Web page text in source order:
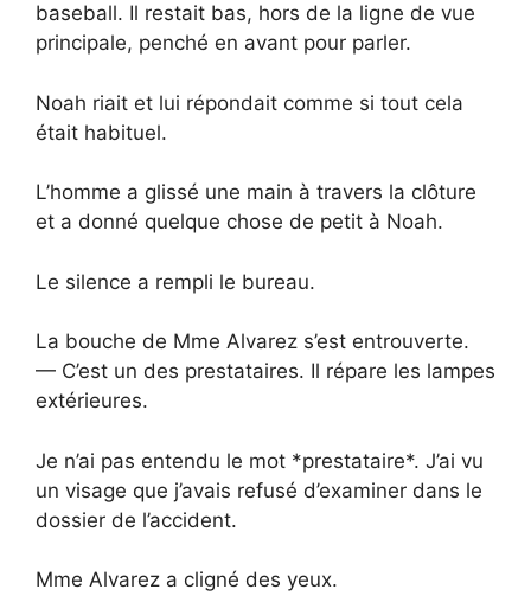
baseball. Il restait bas, hors de la ligne de vue
principale, penché en avant pour parler.
Noah riait et lui répondait comme si tout cela
était habituel.
L’homme a glissé une main à travers la clôture
et a donné quelque chose de petit à Noah.
Le silence a rempli le bureau.
La bouche de Mme Alvarez s’est entrouverte.
— C’est un des prestataires. Il répare les lampes
extérieures.
Je n’ai pas entendu le mot *prestataire*. J’ai vu
un visage que j’avais refusé d’examiner dans le
dossier de l’accident.
Mme Alvarez a cligné des yeux.